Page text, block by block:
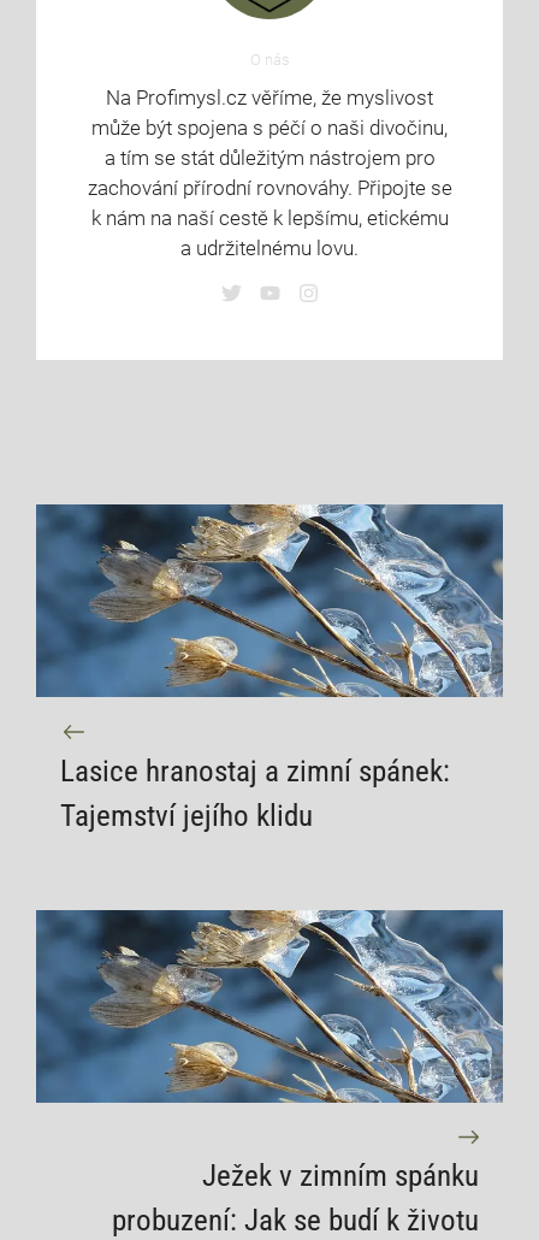
O nás
Na Profimysl.cz věříme, že myslivost
může být spojena s péčí o naši divočinu,
a tím se stát důležitým nástrojem pro
zachování přírodní rovnováhy. Připojte se
k nám na naší cestě k lepšímu, etickému
a udržitelnému lovu.
Lasice hranostaj a zimní spánek:
Tajemství jejího klidu
Ježek v zimním spánku
probuzení: Jak se budí k životu